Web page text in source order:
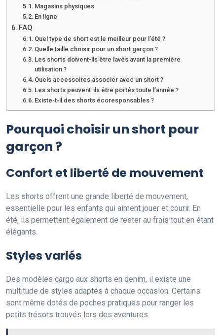
Magasins physiques
En ligne
FAQ
Quel type de short est le meilleur pour l’été ?
Quelle taille choisir pour un short garçon ?
Les shorts doivent-ils être lavés avant la première
utilisation ?
Quels accessoires associer avec un short ?
Les shorts peuvent-ils être portés toute l’année ?
Existe-t-il des shorts écoresponsables ?
Pourquoi choisir un short pour
garçon ?
Confort et liberté de mouvement
Les shorts offrent une grande liberté de mouvement,
essentielle pour les enfants qui aiment jouer et courir. En
été, ils permettent également de rester au frais tout en étant
élégants.
Styles variés
Des modèles cargo aux shorts en denim, il existe une
multitude de styles adaptés à chaque occasion. Certains
sont même dotés de poches pratiques pour ranger les
petits trésors trouvés lors des aventures.